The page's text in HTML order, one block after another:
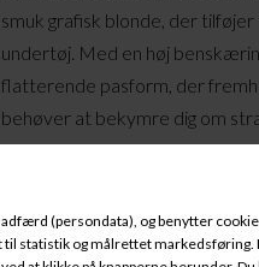
smuk grafisk blonde, der
undertøj. Med en høj
flatterende pasform, der
behøver at bekymre dig om
Sloggi er kendt for deres fokus
materiale gør, at du næsten
Uanset om du skal på arbejde,